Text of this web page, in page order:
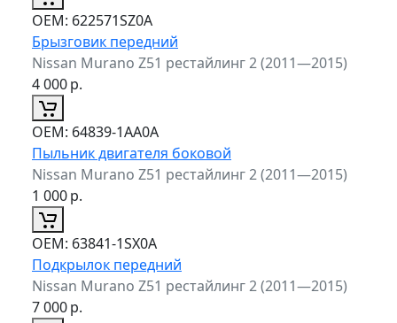
ОЕМ: 622571SZ0A
Брызговик передний
Nissan Murano Z51 рестайлинг 2 (2011—2015)
4 000р.
ОЕМ: 64839-1AA0A
Пыльник двигателя боковой
Nissan Murano Z51 рестайлинг 2 (2011—2015)
1 000р.
ОЕМ: 63841-1SX0A
Подкрылок передний
Nissan Murano Z51 рестайлинг 2 (2011—2015)
7 000р.